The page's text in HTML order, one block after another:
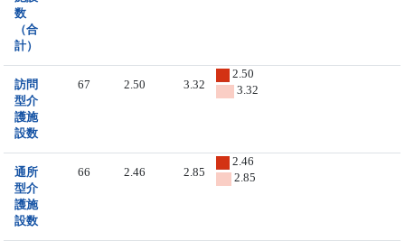
数
（合
計）
訪問
型介
護施
設数
67 2.50 3.32
2.50
3.32
通所
型介
護施
設数
66 2.46 2.85
2.46
2.85